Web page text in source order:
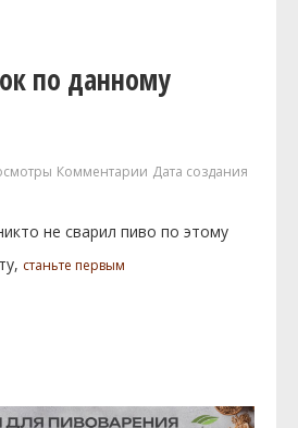
по данному
Комментарии Дата создания
не сварил пиво по этому
станьте первым